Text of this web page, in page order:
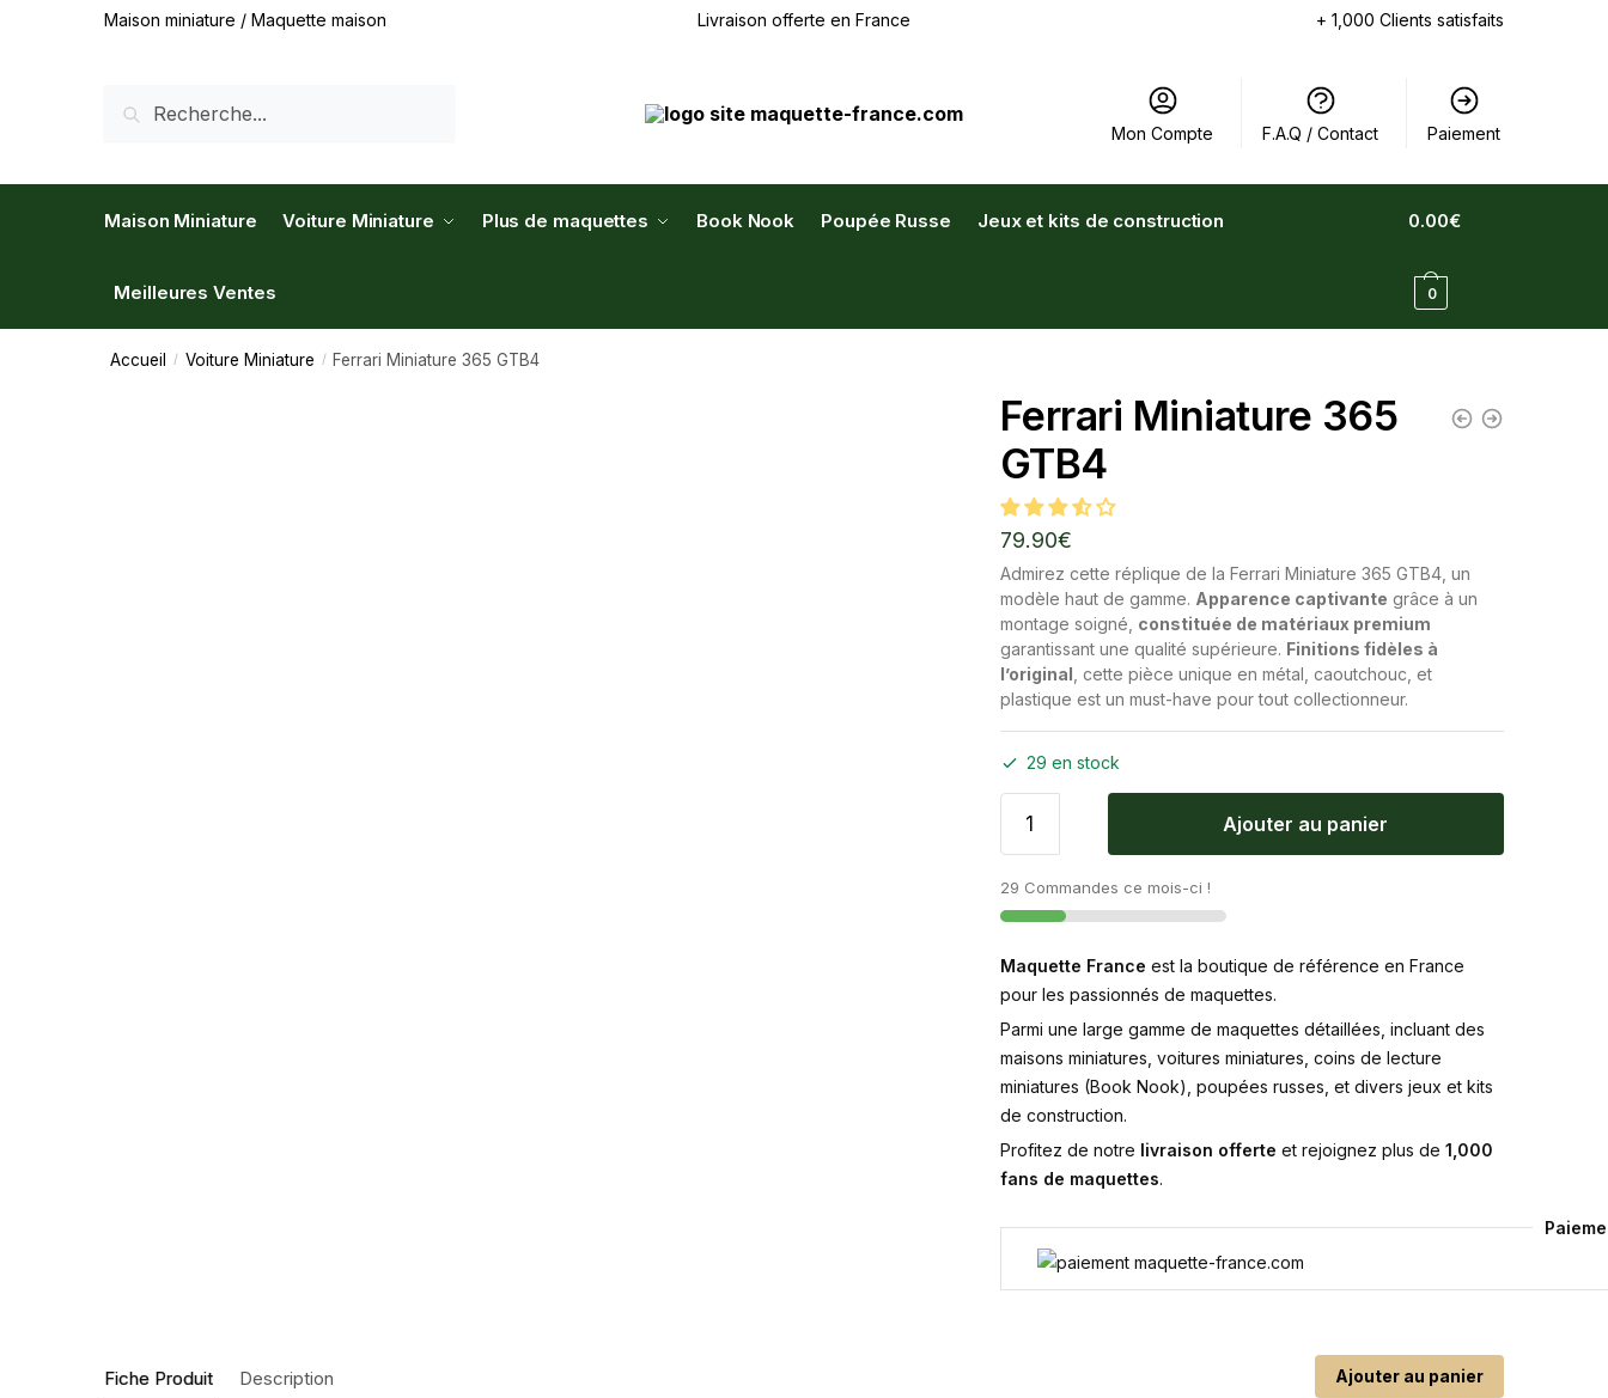
Maison miniature / Maquette maison Livraison offerte en France + 1,000 Clients satisfaits
Mon Compte F.A.Q / Contact Paiement
Maison Miniature Voiture Miniature Plus de maquettes Book Nook Poupée Russe Jeux et kits de construction
Meilleures Ventes
0.00€
0
Accueil / Voiture Miniature / Ferrari Miniature 365 GTB4
Ferrari Miniature 365
GTB4
79.90€
Admirez cette réplique de la Ferrari Miniature 365 GTB4, un
modèle haut de gamme. Apparence captivante grâce à un
montage soigné, constituée de matériaux premium
garantissant une qualité supérieure. Finitions fidèles à
l’original , cette pièce unique en métal, caoutchouc, et
plastique est un must-have pour tout collectionneur.
29 en stock
Ajouter au panier
29 Commandes ce mois-ci !
Maquette France est la boutique de référence en France
pour les passionnés de maquettes.
Parmi une large gamme de maquettes détaillées, incluant des
maisons miniatures, voitures miniatures, coins de lecture
miniatures (Book Nook), poupées russes, et divers jeux et kits
de construction.
Profitez de notre livraison offerte et rejoignez plus de 1,000
fans de maquettes.
Fiche Produit Description Ajouter au panier